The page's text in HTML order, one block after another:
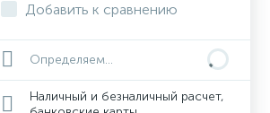
Добавить к сравнению
Определяем...
Наличный и безналичный расчет,